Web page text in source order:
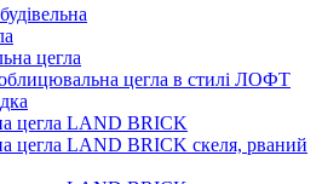
цегла в стилі ЛОФТ
цегла LAND BRICK
цегла LAND BRICK скеля, рваний